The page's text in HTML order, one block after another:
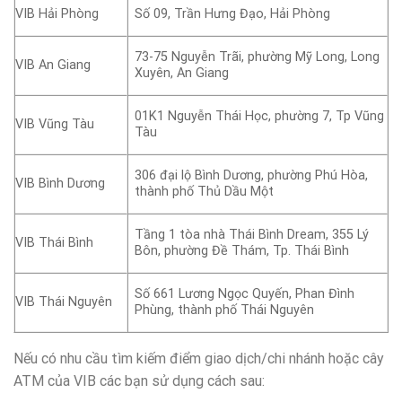
VIB Hải Phòng Số 09, Trần Hưng Đạo, Hải Phòng
VIB An Giang
73-75 Nguyễn Trãi, phường Mỹ Long, Long
Xuyên, An Giang
VIB Vũng Tàu
01K1 Nguyễn Thái Học, phường 7, Tp Vũng
Tàu
VIB Bình Dương
306 đại lộ Bình Dương, phường Phú Hòa,
thành phố Thủ Dầu Một
VIB Thái Bình
Tầng 1 tòa nhà Thái Bình Dream, 355 Lý
Bôn, phường Đề Thám, Tp. Thái Bình
VIB Thái Nguyên
Số 661 Lương Ngọc Quyến, Phan Đình
Phùng, thành phố Thái Nguyên
Nếu có nhu cầu tìm kiếm điểm giao dịch/chi nhánh hoặc cây
ATM của VIB các bạn sử dụng cách sau: